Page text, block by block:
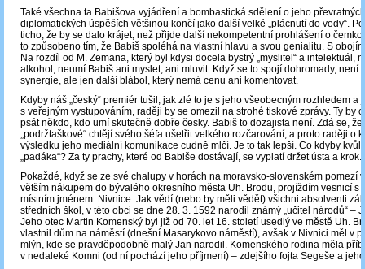
Také všechna ta Babišova vyjádření a bombastická sdělení o jeho převratných
diplomatických úspěších většinou končí jako další velké „plácnutí do vody“.
ticho, že by se dalo krájet, než přijde další nekompetentní prohlášení o
to způsobeno tím, že Babiš spoléhá na vlastní hlavu a svou genialitu. S
Na rozdíl od M. Zemana, který byl kdysi docela bystrý „myslitel“ a intelektuál,
alkohol, neumí Babiš ani myslet, ani mluvit. Když se to spojí dohromady, není
synergie, ale jen další blábol, který nemá cenu ani komentovat.
Kdyby náš „český“ premiér tušil, jak zlé to je s jeho všeobecným rozhledem a
s veřejným vystupováním, raději by se omezil na strohé tiskové zprávy. Ty by
psát někdo, kdo umí skutečně dobře česky. Babiš to dozajista není. Zdá se,
„podržtaškové“ chtějí svého šéfa ušetřit velkého rozčarování, a proto raději o
výsledku jeho mediální komunikace cudně mlčí. Je to tak lepší. Co kdyby
„padáka“? Za ty prachy, které od Babiše dostávají, se vyplatí držet ústa a krok.
Pokaždé, když se ze své chalupy v horách na moravsko-slovenském pomezí
větším nákupem do bývalého okresního města Uh. Brodu, projíždím vesnicí s
místním jménem: Nivnice. Jak vědí (nebo by měli vědět) všichni absolventi
středních škol, v této obci se dne 28. 3. 1592 narodil známý „učitel národů“ –
Jeho otec Martin Komenský byl již od 70. let 16. století usedlý ve městě Uh.
vlastnil dům na náměstí (dnešní Masarykovo náměstí), avšak v Nivnici měl v
mlýn, kde se pravděpodobně malý Jan narodil. Komenského rodina měla
v nedaleké Komni (od ní pochází jeho příjmení) – zdejšího fojta Segeše a